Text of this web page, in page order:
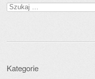
Szukaj:
Kategorie